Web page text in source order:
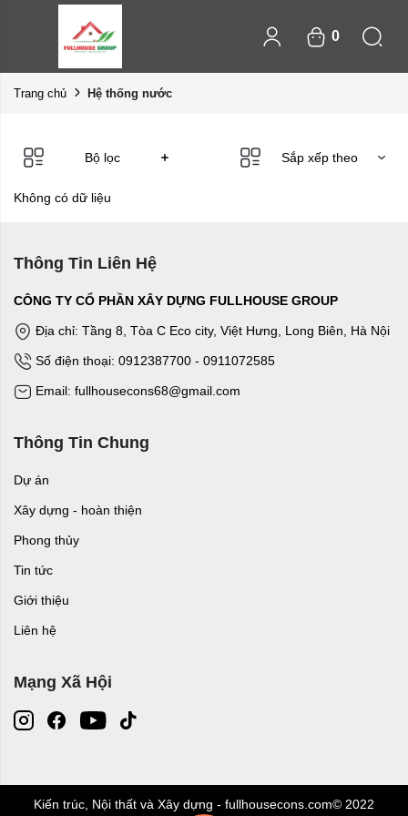
0
Trang chủ Hệ thống nước
Bộ lọc Sắp xếp theo
Không có dữ liệu
Thông Tin Liên Hệ
CÔNG TY CỔ PHẦN XÂY DỰNG FULLHOUSE GROUP
Địa chỉ: Tầng 8, Tòa C Eco city, Việt Hưng, Long Biên, Hà Nội
Số điện thoại: 0912387700 - 0911072585
Email: fullhousecons68@gmail.com
Thông Tin Chung
Dự án
Xây dựng - hoàn thiện
Phong thủy
Tin tức
Giới thiệu
Liên hệ
Mạng Xã Hội
Kiến trúc, Nội thất và Xây dựng - fullhousecons.com© 2022